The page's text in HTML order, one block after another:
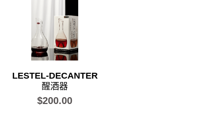
LESTEL-DECANTER
醒酒器
$200.00